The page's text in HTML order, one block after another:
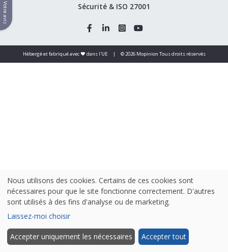
Sécurité & ISO 27001
Hébergé et fabriqué avec ❤️ dans l'UE | © 2026 Mopinion Tous droits réservés
Nous utilisons des cookies. Certains de ces cookies sont
nécessaires pour que le site fonctionne correctement. D'autres
sont utilisés à des fins d'analyse ou de marketing.
Laissez-moi choisir
Accepter uniquement les nécessaires Accepter tout
Votre avis